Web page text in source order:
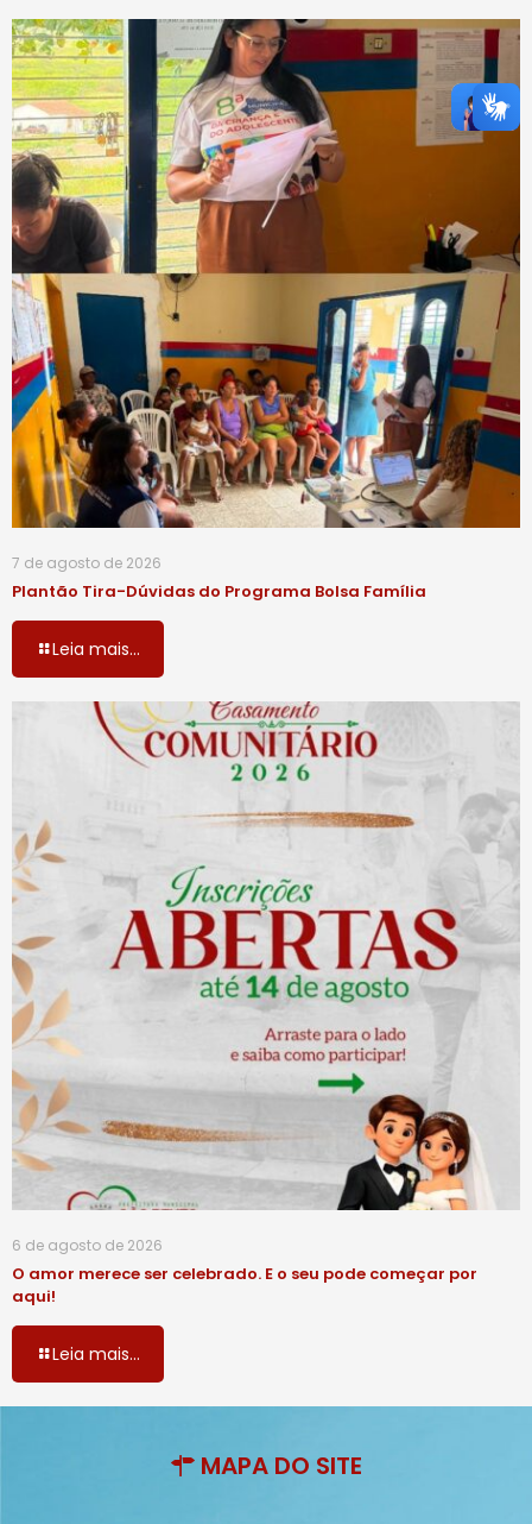
7 de agosto de 2026
Plantão Tira-Dúvidas do Programa Bolsa Família
Leia mais...
6 de agosto de 2026
O amor merece ser celebrado. E o seu pode começar por
aqui!
Leia mais...
MAPA DO SITE